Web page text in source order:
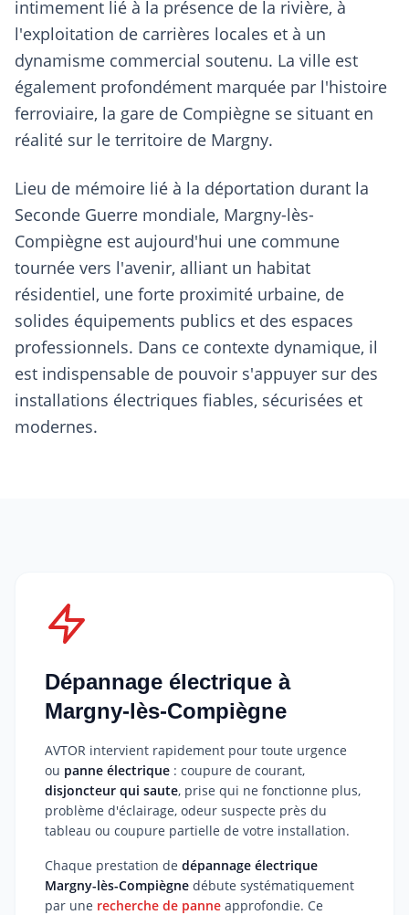
intimement lié à la présence de la rivière, à
l'exploitation de carrières locales et à un
dynamisme commercial soutenu. La ville est
également profondément marquée par l'histoire
ferroviaire, la gare de Compiègne se situant en
réalité sur le territoire de Margny.
Lieu de mémoire lié à la déportation durant la
Seconde Guerre mondiale, Margny-lès-
Compiègne est aujourd'hui une commune
tournée vers l'avenir, alliant un habitat
résidentiel, une forte proximité urbaine, de
solides équipements publics et des espaces
professionnels. Dans ce contexte dynamique, il
est indispensable de pouvoir s'appuyer sur des
installations électriques fiables, sécurisées et
modernes.
Dépannage électrique à
Margny-lès-Compiègne
AVTOR intervient rapidement pour toute urgence
ou panne électrique : coupure de courant,
disjoncteur qui saute, prise qui ne fonctionne plus,
problème d'éclairage, odeur suspecte près du
tableau ou coupure partielle de votre installation.
Chaque prestation de dépannage électrique
Margny-lès-Compiègne débute systématiquement
par une recherche de panne approfondie. Ce